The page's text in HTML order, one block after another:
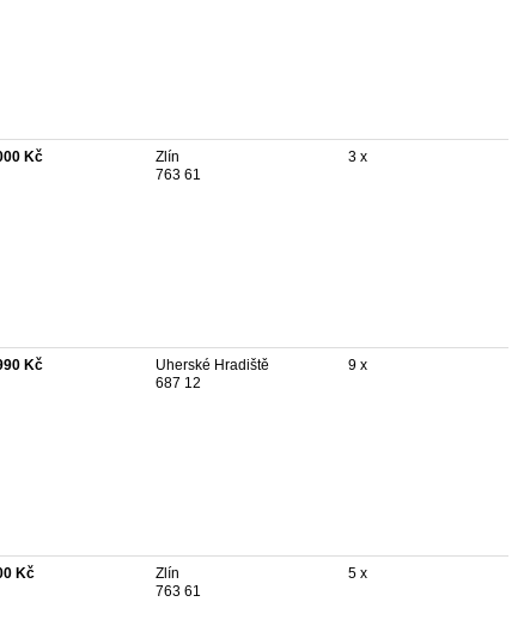
Kč
Zlín
763 61
3 x
Kč
Uherské Hradiště
687 12
9 x
Kč
Zlín
763 61
5 x